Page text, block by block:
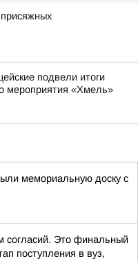
подвели итоги
мероприятия «Хмель»
мемориальную доску с
согласий. Это финальный
поступления в вуз,